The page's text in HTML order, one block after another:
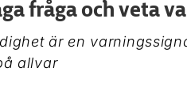
fråga och veta
är en
allvar